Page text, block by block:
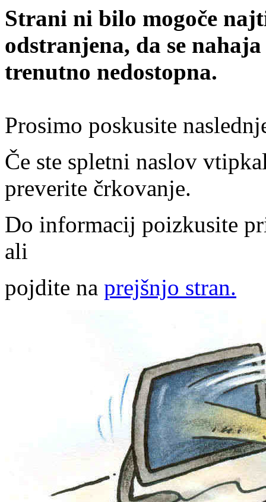
Strani ni bilo mogoče
odstranjena, da se
trenutno nedostopna.
Prosimo poskusite
Če ste spletni naslov
preverite črkovanje.
Do informacij poizkusite
ali
pojdite na prejšnjo stran.